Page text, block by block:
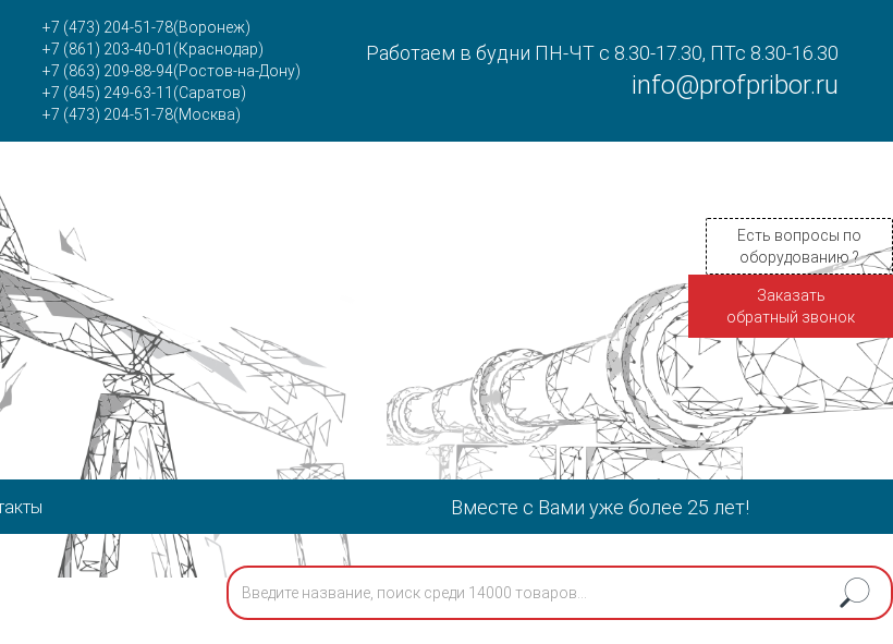
+7 (473) 204-51-78(Воронеж)
+7 (861) 203-40-01 (Краснодар)
+7 (863) 209-88-94(Ростов-на-Дону)
+7 (845) 249-63-11 (Саратов)
+7 (473) 204-51-78(Москва)
Работаем в будни ПН-ЧТ с 8.30-17.30, ПТс 8.30-16.30
info@profpribor.ru
Есть вопросы по
оборудованию ?
Заказать
обратный звонок
Вместе с Вами уже более 25 лет!